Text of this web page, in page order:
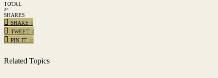
TOTAL
24
SHARES
SHARE 0
TWEET 0
PIN IT 24
Related Topics